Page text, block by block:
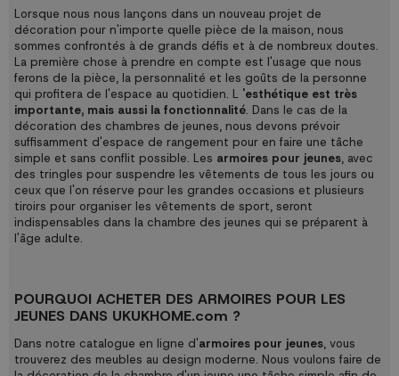
une tâche simple et sans conflit possible.
Lorsque nous nous lançons dans un nouveau projet de
décoration pour n'importe quelle pièce de la maison, nous
sommes confrontés à de grands défis et à de nombreux doutes.
La première chose à prendre en compte est l'usage que nous
ferons de la pièce, la personnalité et les goûts de la personne
qui profitera de l'espace au quotidien. L 'esthétique est très
importante, mais aussi la fonctionnalité. Dans le cas de la
décoration des chambres de jeunes, nous devons prévoir
suffisamment d'espace de rangement pour en faire une tâche
simple et sans conflit possible. Les armoires pour jeunes, avec
des tringles pour suspendre les vêtements de tous les jours ou
ceux que l'on réserve pour les grandes occasions et plusieurs
tiroirs pour organiser les vêtements de sport, seront
indispensables dans la chambre des jeunes qui se préparent à
l'âge adulte.
POURQUOI ACHETER DES ARMOIRES POUR LES
JEUNES DANS UKUKHOME.com ?
Dans notre catalogue en ligne d'armoires pour jeunes, vous
trouverez des meubles au design moderne. Nous voulons faire de